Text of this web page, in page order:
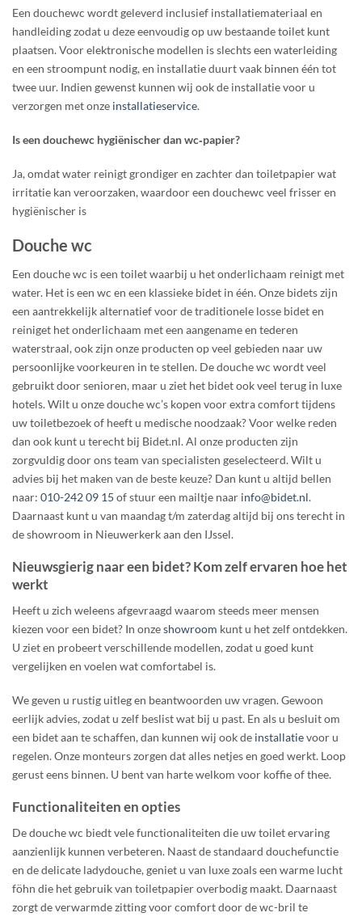
Een douchewc wordt geleverd inclusief installatiemateriaal en
handleiding zodat u deze eenvoudig op uw bestaande toilet kunt
plaatsen. Voor elektronische modellen is slechts een waterleiding
en een stroompunt nodig, en installatie duurt vaak binnen één tot
twee uur. Indien gewenst kunnen wij ook de installatie voor u
verzorgen met onze installatieservice.
Is een douchewc hygiënischer dan wc‑papier?
Ja, omdat water reinigt grondiger en zachter dan toiletpapier wat
irritatie kan veroorzaken, waardoor een douchewc veel frisser en
hygiënischer is
Douche wc
Een douche wc is een toilet waarbij u het onderlichaam reinigt met
water. Het is een wc en een klassieke bidet in één. Onze bidets zijn
een aantrekkelijk alternatief voor de traditionele losse bidet en
reiniget het onderlichaam met een aangename en tederen
waterstraal, ook zijn onze producten op veel gebieden naar uw
persoonlijke voorkeuren in te stellen. De douche wc wordt veel
gebruikt door senioren, maar u ziet het bidet ook veel terug in luxe
hotels. Wilt u onze douche wc’s kopen voor extra comfort tijdens
uw toiletbezoek of heeft u medische noodzaak? Voor welke reden
dan ook kunt u terecht bij Bidet.nl. Al onze producten zijn
zorgvuldig door ons team van specialisten geselecteerd. Wilt u
advies bij het maken van de beste keuze? Dan kunt u altijd bellen
naar: 010-242 09 15 of stuur een mailtje naar info@bidet.nl.
Daarnaast kunt u van maandag t/m zaterdag altijd bij ons terecht in
de showroom in Nieuwerkerk aan den IJssel.
Nieuwsgierig naar een bidet? Kom zelf ervaren hoe het
werkt
Heeft u zich weleens afgevraagd waarom steeds meer mensen
kiezen voor een bidet? In onzeshowroom kunt u het zelf ontdekken.
U ziet en probeert verschillende modellen, zodat u goed kunt
vergelijken en voelen wat comfortabel is.
We geven u rustig uitleg en beantwoorden uw vragen. Gewoon
eerlijk advies, zodat u zelf beslist wat bij u past. En als u besluit om
een bidet aan te schaffen, dan kunnen wij ook de installatievoor u
regelen. Onze monteurs zorgen dat alles netjes en goed werkt. Loop
gerust eens binnen. U bent van harte welkom voor koffie of thee.
Functionaliteiten en opties
De douche wc biedt vele functionaliteiten die uw toilet ervaring
aanzienlijk kunnen verbeteren. Naast de standaard douchefunctie
en de delicate ladydouche, geniet u van luxe zoals een warme lucht
föhn die het gebruik van toiletpapier overbodig maakt. Daarnaast
zorgt de verwarmde zitting voor comfort door de wc-bril te